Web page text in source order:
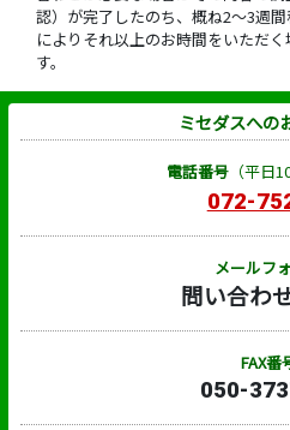
認）が完了したのち、概ね2～3週
によりそれ以上のお時間をいただ
す。
ミセダスへの
電話番号（平日
072-
メールフ
問い合わ
FAX番
050-